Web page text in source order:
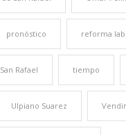
pronóstico reforma
San Rafael tiempo
Ulpiano Suarez